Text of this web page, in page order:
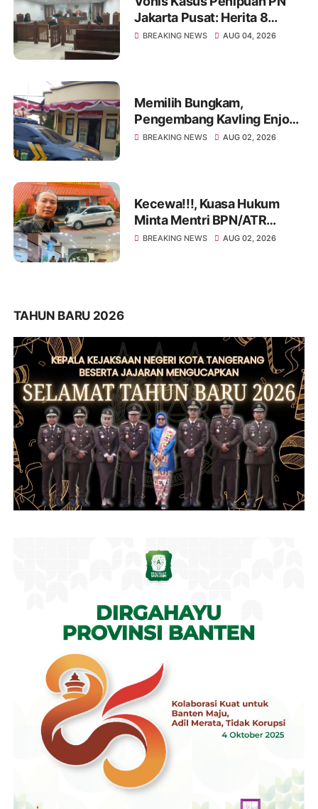
Jakarta Pusat: Herita 8
Bulan, Achmad Yulian 2
BREAKING NEWS AUG 04, 2026
Memilih Bungkam,
Pengembang Kavling Enjong
Residence Dilaporkan
BREAKING NEWS AUG 02, 2026
Kecewa!!!, Kuasa Hukum
Minta Mentri BPN/ATR
Evaluasi Kinerja Kantor
BREAKING NEWS AUG 02, 2026
TAHUN BARU 2026